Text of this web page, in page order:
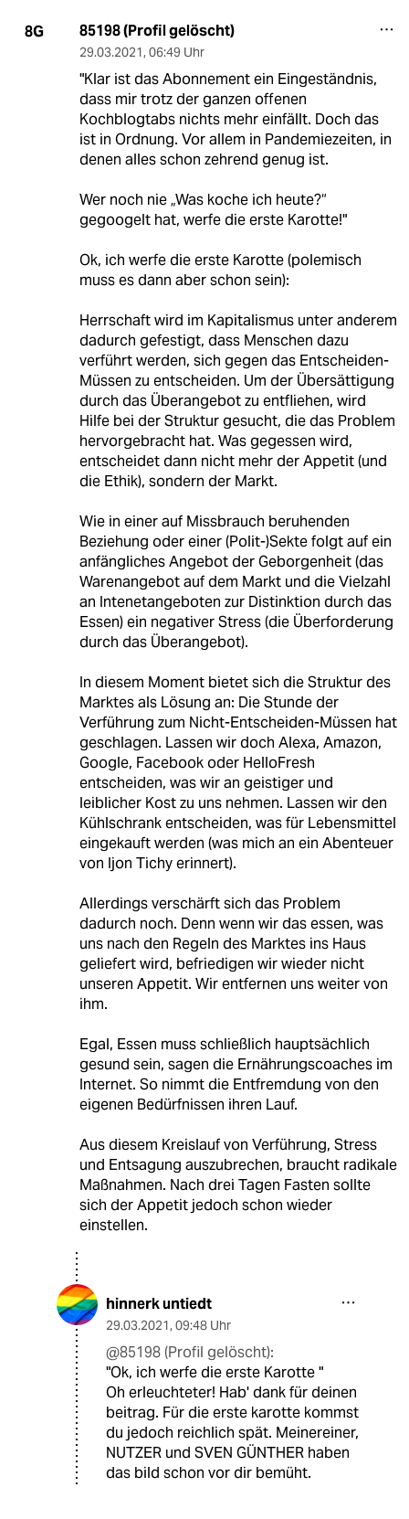
8G 85198 (Profil gelöscht)
29.03.2021, 06:49 Uhr
"Klar ist das Abonnement ein Eingeständnis,
dass mir trotz der ganzen offenen
Kochblogtabs nichts mehr einfällt. Doch das
ist in Ordnung. Vor allem in Pandemiezeiten, in
denen alles schon zehrend genug ist.
Wer noch nie „Was koche ich heute?“
gegoogelt hat, werfe die erste Karotte!"
Ok, ich werfe die erste Karotte (polemisch
muss es dann aber schon sein):
Herrschaft wird im Kapitalismus unter anderem
dadurch gefestigt, dass Menschen dazu
verführt werden, sich gegen das Entscheiden-
Müssen zu entscheiden. Um der Übersättigung
durch das Überangebot zu entfliehen, wird
Hilfe bei der Struktur gesucht, die das Problem
hervorgebracht hat. Was gegessen wird,
entscheidet dann nicht mehr der Appetit (und
die Ethik), sondern der Markt.
Wie in einer auf Missbrauch beruhenden
Beziehung oder einer (Polit-)Sekte folgt auf ein
anfängliches Angebot der Geborgenheit (das
Warenangebot auf dem Markt und die Vielzahl
an Intenetangeboten zur Distinktion durch das
Essen) ein negativer Stress (die Überforderung
durch das Überangebot).
In diesem Moment bietet sich die Struktur des
Marktes als Lösung an: Die Stunde der
Verführung zum Nicht-Entscheiden-Müssen hat
geschlagen. Lassen wir doch Alexa, Amazon,
Google, Facebook oder HelloFresh
entscheiden, was wir an geistiger und
leiblicher Kost zu uns nehmen. Lassen wir den
Kühlschrank entscheiden, was für Lebensmittel
eingekauft werden (was mich an ein Abenteuer
von Ijon Tichy erinnert).
Allerdings verschärft sich das Problem
dadurch noch. Denn wenn wir das essen, was
uns nach den Regeln des Marktes ins Haus
geliefert wird, befriedigen wir wieder nicht
unseren Appetit. Wir entfernen uns weiter von
ihm.
Egal, Essen muss schließlich hauptsächlich
gesund sein, sagen die Ernährungscoaches im
Internet. So nimmt die Entfremdung von den
eigenen Bedürfnissen ihren Lauf.
Aus diesem Kreislauf von Verführung, Stress
und Entsagung auszubrechen, braucht radikale
Maßnahmen. Nach drei Tagen Fasten sollte
sich der Appetit jedoch schon wieder
einstellen.
hinnerk untiedt
29.03.2021, 09:48 Uhr
@85198 (Profil gelöscht):
"Ok, ich werfe die erste Karotte "
Oh erleuchteter! Hab' dank für deinen
beitrag. Für die erste karotte kommst
du jedoch reichlich spät. Meinereiner,
NUTZER und SVEN GÜNTHER haben
das bild schon vor dir bemüht.